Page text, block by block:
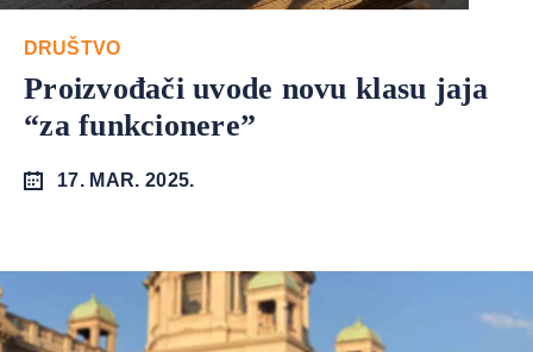
DRUŠTVO
Proizvođači uvode novu klasu jaja
“za funkcionere”
17. MAR. 2025.